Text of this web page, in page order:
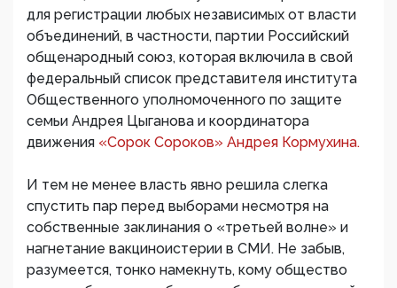
для регистрации любых независимых от власти
объединений, в частности, партии Российский
общенародный союз, которая включила в свой
федеральный список представителя института
Общественного уполномоченного по защите
семьи Андрея Цыганова и координатора
движения «Сорок Сороков» Андрея Кормухина.
И тем не менее власть явно решила слегка
спустить пар перед выборами несмотря на
собственные заклинания о «третьей волне» и
нагнетание вакциноистерии в СМИ. Не забыв,
разумеется, тонко намекнуть, кому общество